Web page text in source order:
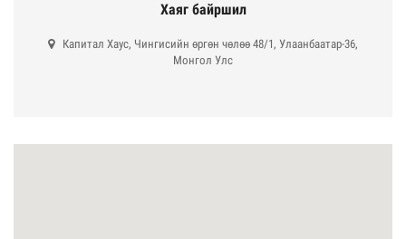
Хаяг байршил
Капитал Хаус, Чингисийн өргөн чөлөө 48/1, Улаанбаатар-36,
Монгол Улс